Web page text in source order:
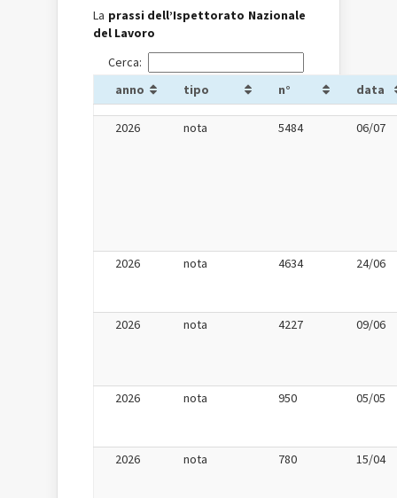
La prassi dell’Ispettorato Nazionale
del Lavoro
Cerca:
anno
tipo n° data
2026 nota 5484 06/07
2026 nota 4634 24/06
2026 nota 4227 09/06
2026 nota 950 05/05
2026 nota 780 15/04